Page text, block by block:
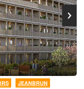
JEANBRUN